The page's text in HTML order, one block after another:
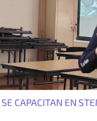
CAPACITAN EN